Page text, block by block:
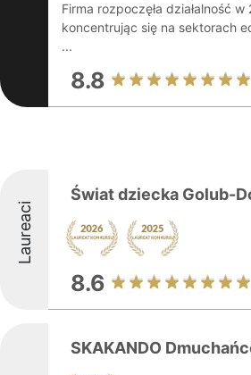
Firma rozpoczęła działalność
koncentrując się na sektorach
...
8.8
Laureaci
Świat dziecka Golub-
8.6
SKAKANDO